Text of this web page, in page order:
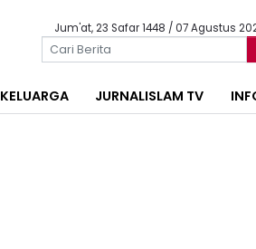
Jum'at, 23 Safar 1448 / 07 Agustus
KELUARGA JURNALISLAM TV